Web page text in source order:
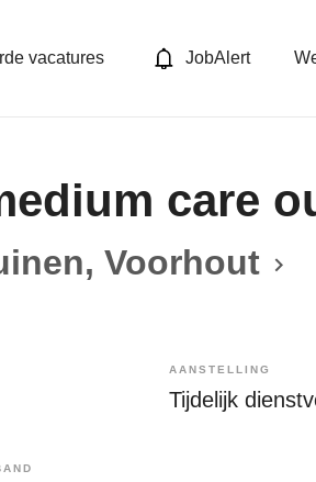
vacatures JobAlert
care
Voorhout
AANSTELLING
Tijdelijk